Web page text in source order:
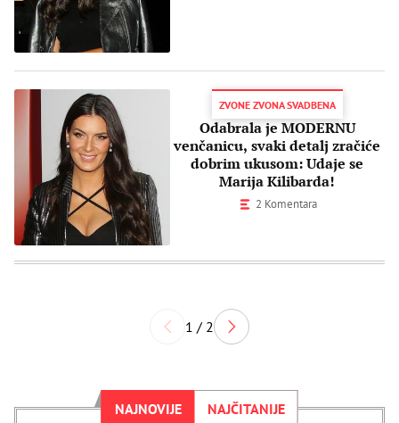
ZVONE ZVONA SVADBENA
Odabrala je MODERNU
venčanicu, svaki detalj zračiće
dobrim ukusom: Udaje se
Marija Kilibarda!
2 Komentara
1 / 2
NAJNOVIJE NAJČITANIJE